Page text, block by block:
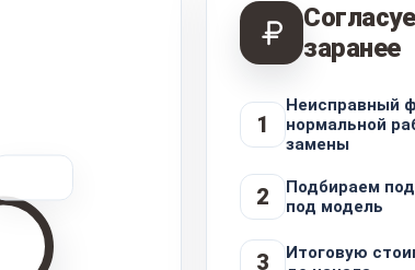
заранее
1
Неисправный
нормальной
замены
2
Подбираем
под модель
3
Итоговую